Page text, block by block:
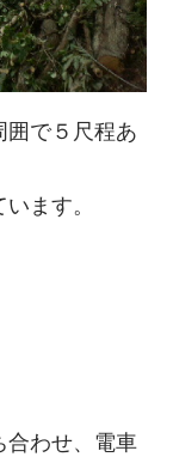
囲で５尺程あ
ます。
合わせ、電車